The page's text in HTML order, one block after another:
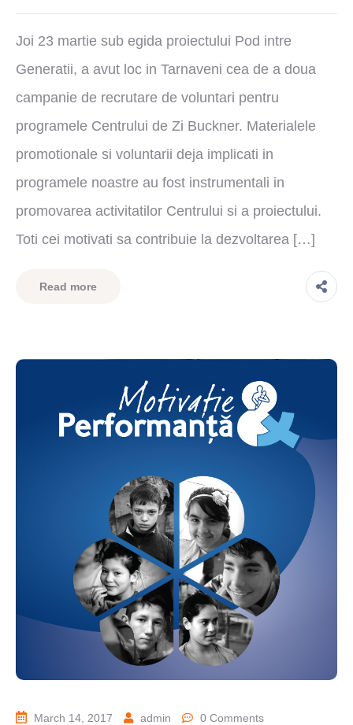
Joi 23 martie sub egida proiectului Pod intre
Generatii, a avut loc in Tarnaveni cea de a doua
campanie de recrutare de voluntari pentru
programele Centrului de Zi Buckner. Materialele
promotionale si voluntarii deja implicati in
programele noastre au fost instrumentali in
promovarea activitatilor Centrului si a proiectului.
Toti cei motivati sa contribuie la dezvoltarea […]
Read more
March 14, 2017 admin 0 Comments